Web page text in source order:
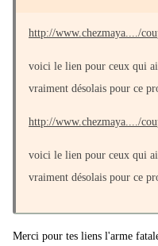
http://www.chezmaya..../
voici le lien pour ceux qui
vraiment désolais pour ce
http://www.chezmaya..../
voici le lien pour ceux qui
vraiment désolais pour ce
Merci pour tes liens l'arme